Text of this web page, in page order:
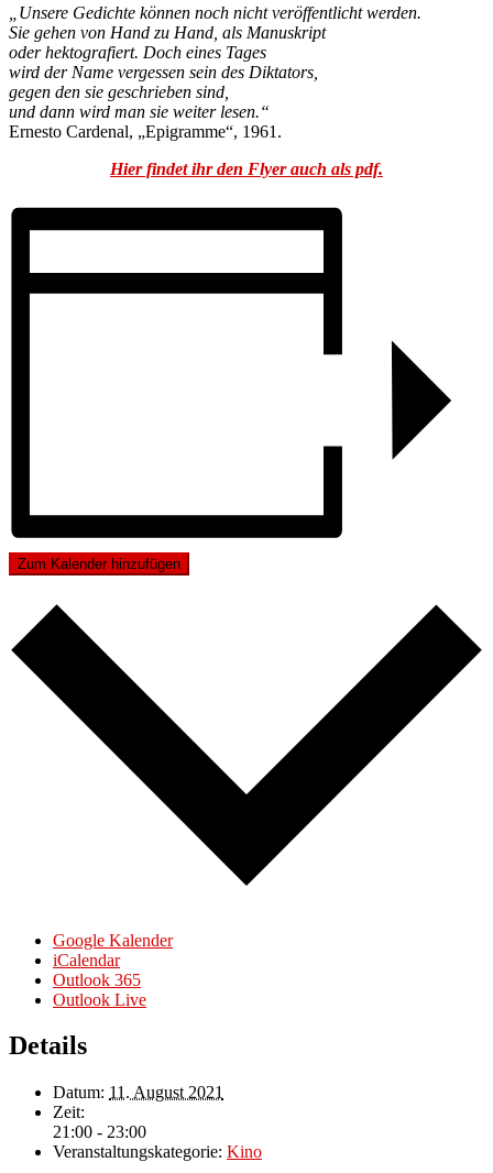
„Unsere Gedichte können noch nicht veröffentlicht werden.
Sie gehen von Hand zu Hand, als Manuskript
oder hektografiert. Doch eines Tages
wird der Name vergessen sein des Diktators,
gegen den sie geschrieben sind,
und dann wird man sie weiter lesen.“
Ernesto Cardenal, „Epigramme“, 1961.
Hier findet ihr den Flyer auch als pdf.
Zum Kalender hinzufügen
Google Kalender
iCalendar
Outlook 365
Outlook Live
Details
Datum: 11. August 2021
Zeit:
21:00 - 23:00
Veranstaltungskategorie: Kino